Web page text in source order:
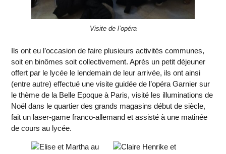
Visite de l’opéra
Ils ont eu l’occasion de faire plusieurs activités communes,
soit en binômes soit collectivement. Après un petit déjeuner
offert par le lycée le lendemain de leur arrivée, ils ont ainsi
(entre autre) effectué une visite guidée de l’opéra Garnier sur
le thème de la Belle Epoque à Paris, visité les illuminations de
Noël dans le quartier des grands magasins début de siècle,
fait un laser-game franco-allemand et assisté à une matinée
de cours au lycée.